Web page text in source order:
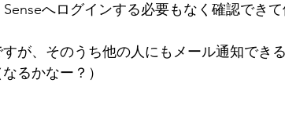
へログインする必要もなく確認できて
が、そのうち他の人にもメール通知でき
るかなー？）